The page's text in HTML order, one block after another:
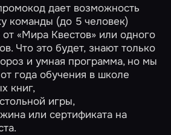
дает возможность
команды (до 5 человек)
«Мира Квестов» или одного
Что это будет, знают только
и умная программа, но мы
года обучения в школе
книг,
игры,
или сертификата на